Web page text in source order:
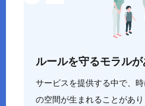
ルールを守るモラル
サービスを提供する中で、
の空間が生まれることがあ